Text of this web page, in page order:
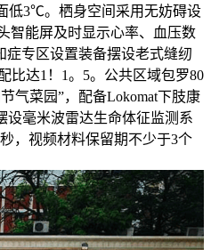
低3℃。栖身空间采用无妨碍设
智能屏及时显示心率、血压数
症专区设置装备摆设老式缝纫
比达1！1。5。公共区域包罗80
气菜园”，配备Lokomat下肢康
设毫米波雷达生命体征监测系
，视频材料保留期不少于3个